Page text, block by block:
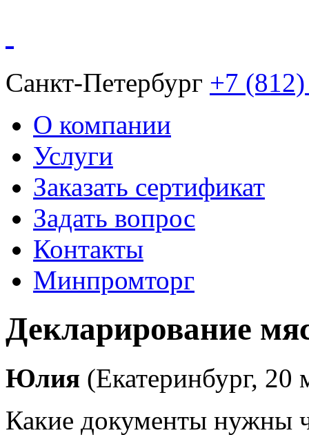
Санкт-Петербург +7
О компании
Услуги
Заказать сертификат
Задать вопрос
Контакты
Минпромторг
Декларирование
Юлия (Екатеринбург, 20
Какие документы нужны